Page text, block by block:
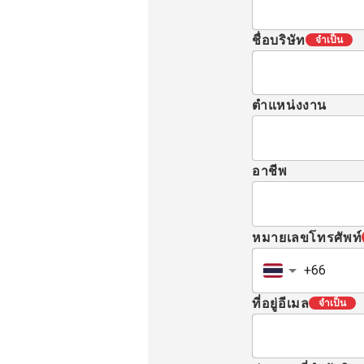
ชื่อบริษัท จำเป็น
ตำแหน่งงาน
อาชีพ
หมายเลขโทรศัพท์
ที่อยู่อีเมล จำเป็น